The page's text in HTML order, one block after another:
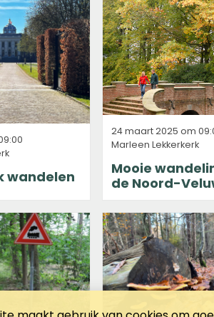
wandelen
24 maart 2025 om
Marleen Lekkerkerk
Mooie
de Noord-